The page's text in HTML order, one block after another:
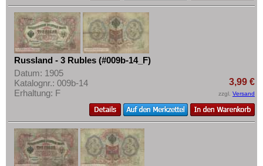
Russland - 3 Rubles (#009b-14_F)
Datum: 1905
Katalognr.: 009b-14
Erhaltung: F
3,99 €
zzgl. Versand